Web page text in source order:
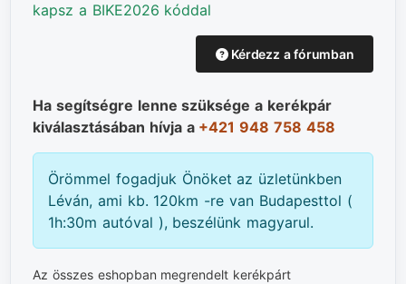
kapsz a BIKE2026 kóddal
Kérdezz a fórumban
Ha segítségre lenne szüksége a kerékpár
kiválasztásában hívja a +421 948 758 458
Örömmel fogadjuk Önöket az üzletünkben
Léván, ami kb. 120km -re van Budapesttol (
1h:30m autóval ), beszélünk magyarul.
Az összes eshopban megrendelt kerékpárt